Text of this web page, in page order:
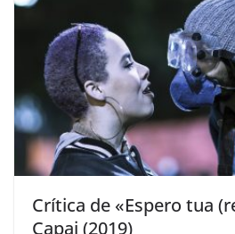
Crítica de «Espero tua
Capai (2019)